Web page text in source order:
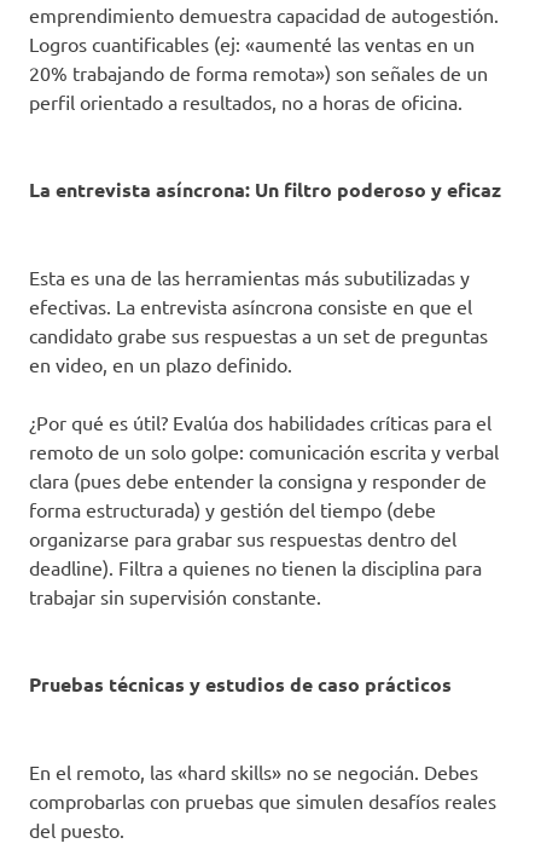
emprendimiento demuestra capacidad de autogestión.
Logros cuantificables (ej: «aumenté las ventas en un
20% trabajando de forma remota») son señales de un
perfil orientado a resultados, no a horas de oficina.
La entrevista asíncrona: Un filtro poderoso y eficaz
Esta es una de las herramientas más subutilizadas y
efectivas. La entrevista asíncrona consiste en que el
candidato grabe sus respuestas a un set de preguntas
en video, en un plazo definido.
¿Por qué es útil? Evalúa dos habilidades críticas para el
remoto de un solo golpe: comunicación escrita y verbal
clara (pues debe entender la consigna y responder de
forma estructurada) y gestión del tiempo (debe
organizarse para grabar sus respuestas dentro del
deadline). Filtra a quienes no tienen la disciplina para
trabajar sin supervisión constante.
Pruebas técnicas y estudios de caso prácticos
En el remoto, las «hard skills» no se negocián. Debes
comprobarlas con pruebas que simulen desafíos reales
del puesto.